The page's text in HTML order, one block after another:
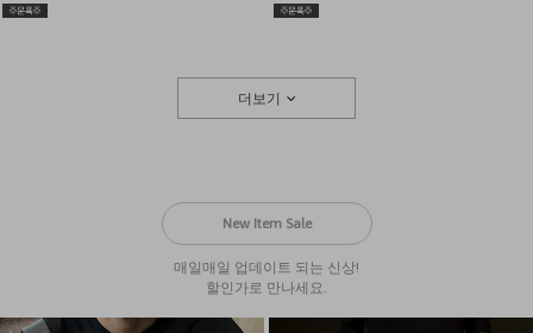
더보기
New Item Sale
매일매일 업데이트 되는 신상!
할인가로 만나세요.